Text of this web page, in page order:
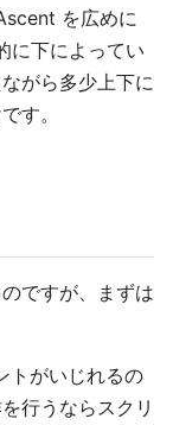
を広めに
に下によってい
がら多少上下に
す。
ですが、まずは
トがいじれるの
行うならスクリ